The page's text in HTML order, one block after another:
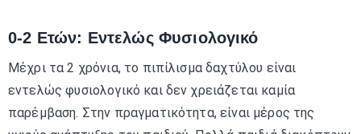
0-2 Ετών: Εντελώς Φυσιολογικό
Μέχρι τα 2 χρόνια, το πιπίλισμα δαχτύλου είναι
εντελώς φυσιολογικό και δεν χρειάζεται καμία
παρέμβαση. Στην πραγματικότητα, είναι μέρος της